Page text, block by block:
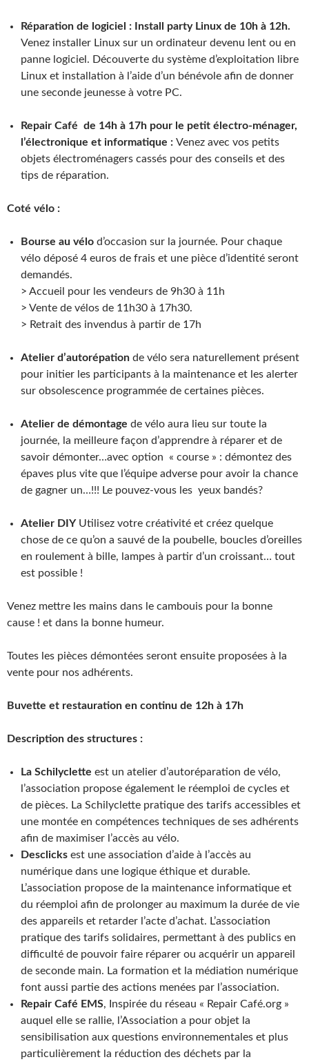
Réparation de logiciel : Install party Linux de 10h à 12h.
Venez installer Linux sur un ordinateur devenu lent ou en
panne logiciel. Découverte du système d’exploitation libre
Linux et installation à l’aide d’un bénévole afin de donner
une seconde jeunesse à votre PC.
Repair Café de 14h à 17h pour le petit électro-ménager,
l’électronique et informatique : Venez avec vos petits
objets électroménagers cassés pour des conseils et des
tips de réparation.
Coté vélo :
Bourse au vélo d’occasion sur la journée. Pour chaque
vélo déposé 4 euros de frais et une pièce d’identité seront
demandés.
> Accueil pour les vendeurs de 9h30 à 11h
> Vente de vélos de 11h30 à 17h30.
> Retrait des invendus à partir de 17h
Atelier d’autorépation de vélo sera naturellement présent
pour initier les participants à la maintenance et les alerter
sur obsolescence programmée de certaines pièces.
Atelier de démontage de vélo aura lieu sur toute la
journée, la meilleure façon d’apprendre à réparer et de
savoir démonter…avec option « course » : démontez des
épaves plus vite que l’équipe adverse pour avoir la chance
de gagner un…!!! Le pouvez-vous les yeux bandés?
Atelier DIYUtilisez votre créativité et créez quelque
chose de ce qu’on a sauvé de la poubelle, boucles d’oreilles
en roulement à bille, lampes à partir d’un croissant… tout
est possible !
Venez mettre les mains dans le cambouis pour la bonne
cause ! et dans la bonne humeur.
Toutes les pièces démontées seront ensuite proposées à la
vente pour nos adhérents.
Buvette et restauration en continu de 12h à 17h
Description des structures :
La Schilyclette est un atelier d’autoréparation de vélo,
l’association propose également le réemploi de cycles et
de pièces. La Schilyclette pratique des tarifs accessibles et
une montée en compétences techniques de ses adhérents
afin de maximiser l’accès au vélo.
Desclicks est une association d’aide à l’accès au
numérique dans une logique éthique et durable.
L’association propose de la maintenance informatique et
du réemploi afin de prolonger au maximum la durée de vie
des appareils et retarder l’acte d’achat. L’association
pratique des tarifs solidaires, permettant à des publics en
difficulté de pouvoir faire réparer ou acquérir un appareil
de seconde main. La formation et la médiation numérique
font aussi partie des actions menées par l’association.
Repair Café EMS, Inspirée du réseau « Repair Café.org »
auquel elle se rallie, l’Association a pour objet la
sensibilisation aux questions environnementales et plus
particulièrement la réduction des déchets par la